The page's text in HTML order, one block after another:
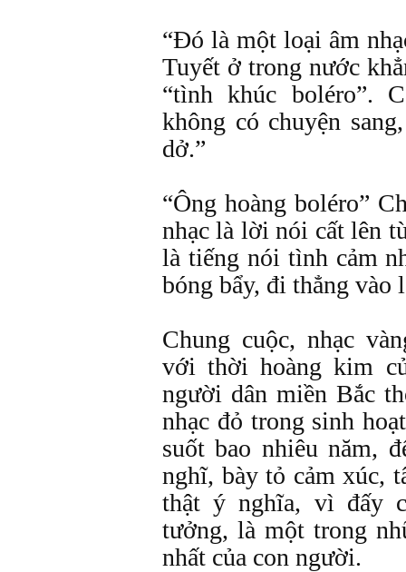
“Đó là một loại âm
Tuyết ở trong nước
“tình khúc boléro”.
không có chuyện
dở.”
“Ông hoàng boléro”
nhạc là lời nói cất lên
là tiếng nói tình cảm
bóng bẩy, đi thẳng vào
Chung cuộc, nhạc
với thời hoàng kim
người dân miền Bắc
nhạc đỏ trong sinh
suốt bao nhiêu năm,
nghĩ, bày tỏ cảm xúc,
thật ý nghĩa, vì đấy
tưởng, là một trong
nhất của con người.